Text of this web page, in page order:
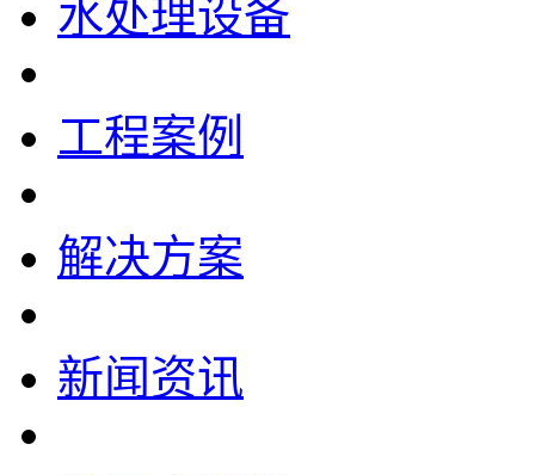
水处理设备
工程案例
解决方案
新闻资讯